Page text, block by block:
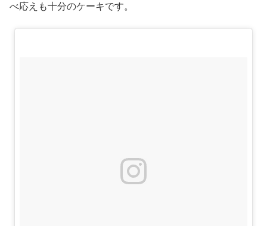
べ応えも十分のケーキです。